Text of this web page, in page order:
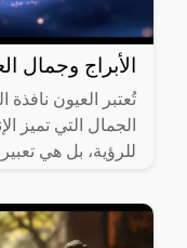
الأبراج وجمال
تُعتبر العيون
الجمال التي
للرؤية، بل هي